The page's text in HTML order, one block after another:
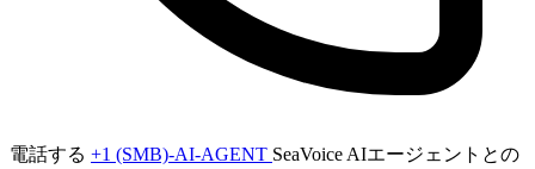
電話する +1 (SMB)-AI-AGENT SeaVoice AIエージェントとの